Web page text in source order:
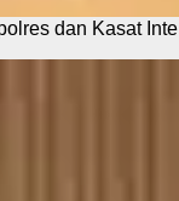
dan Kasat